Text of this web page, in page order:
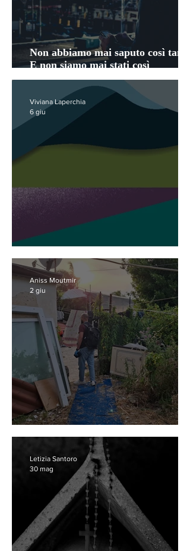
Non abbiamo mai saputo così tanto.
E non siamo mai stati così
disorientati
Adriatica
Viviana Laperchia
6 giu
Curare tutti, davvero
Aniss Moutmir
2 giu
Letizia Santoro
30 mag